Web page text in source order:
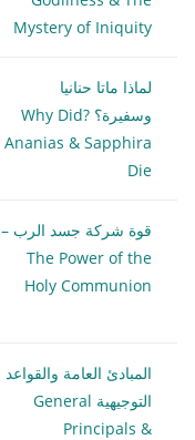
Mystery of Iniquity
لماذا ماتا حنانيا
وسفيرة؟ ?Why Did
Ananias & Sapphira
Die
قوة شركة جسد الرب –
The Power of the
Holy Communion
المبادئ العامة والقواعد
التوجيهية General
Principals &